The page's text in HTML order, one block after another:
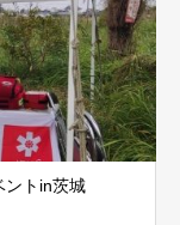
ントin茨城